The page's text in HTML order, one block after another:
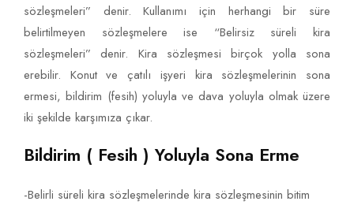
sözleşmeleri” denir. Kullanımı için herhangi bir süre
belirtilmeyen sözleşmelere ise “Belirsiz süreli kira
sözleşmeleri” denir. Kira sözleşmesi birçok yolla sona
erebilir. Konut ve çatılı işyeri kira sözleşmelerinin sona
ermesi, bildirim (fesih) yoluyla ve dava yoluyla olmak üzere
iki şekilde karşımıza çıkar.
Bildirim ( Fesih ) Yoluyla Sona Erme
-Belirli süreli kira sözleşmelerinde kira sözleşmesinin bitim